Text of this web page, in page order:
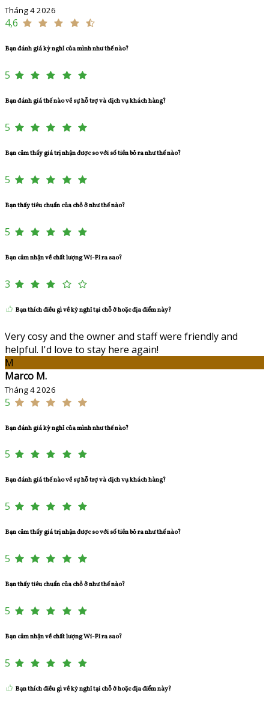
Tháng 4 2026
4,6
Bạn đánh giá kỳ nghỉ của mình như thế nào?
5
Bạn đánh giá thế nào về sự hỗ trợ và dịch vụ khách hàng?
5
Bạn cảm thấy giá trị nhận được so với số tiền bỏ ra như thế nào?
5
Bạn thấy tiêu chuẩn của chỗ ở như thế nào?
5
Bạn cảm nhận về chất lượng Wi-Fi ra sao?
3
Bạn thích điều gì về kỳ nghỉ tại chỗ ở hoặc địa điểm này?
Very cosy and the owner and staff were friendly and
helpful. I'd love to stay here again!
M
Marco M.
Tháng 4 2026
5
Bạn đánh giá kỳ nghỉ của mình như thế nào?
5
Bạn đánh giá thế nào về sự hỗ trợ và dịch vụ khách hàng?
5
Bạn cảm thấy giá trị nhận được so với số tiền bỏ ra như thế nào?
5
Bạn thấy tiêu chuẩn của chỗ ở như thế nào?
5
Bạn cảm nhận về chất lượng Wi-Fi ra sao?
5
Bạn thích điều gì về kỳ nghỉ tại chỗ ở hoặc địa điểm này?